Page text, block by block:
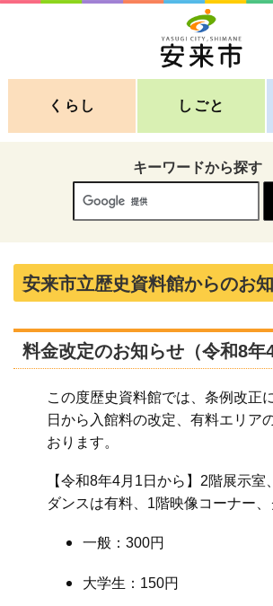
くらし しごと
キーワードから探す
安来市立歴史資料館からのお
料金改定のお知らせ（令和8年
この度歴史資料館では、条例改正
日から入館料の改定、有料エリア
おります。
【令和8年4月1日から】2階展示室
ダンスは有料、1階映像コーナー
一般：300円
大学生：150円